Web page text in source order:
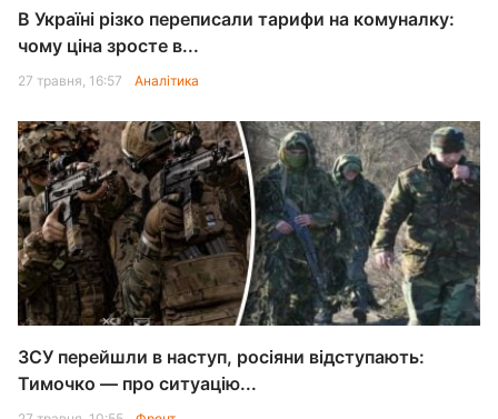
В Україні різко переписали тарифи на комуналку:
чому ціна зросте в...
27 травня, 16:57 Аналітика
ЗСУ перейшли в наступ, росіяни відступають:
Тимочко — про ситуацію...